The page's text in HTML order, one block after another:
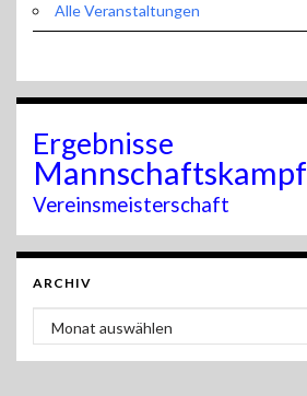
Alle Veranstaltungen
Ergebnisse
Mannschaftskampf
Vereinsmeisterschaft
ARCHIV
Archiv